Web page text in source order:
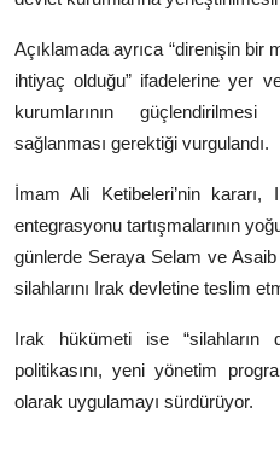
Açıklamada ayrıca “direnişin
ihtiyaç olduğu” ifadelerine yer
kurumlarının
sağlanması gerektiği vurgulandı.
İmam Ali Ketibeleri’nin kararı,
entegrasyonu tartışmalarının
günlerde Seraya Selam ve
silahlarını Irak devletine teslim
Irak hükümeti ise “silahların
politikasını, yeni yönetim
olarak uygulamayı sürdürüyor.